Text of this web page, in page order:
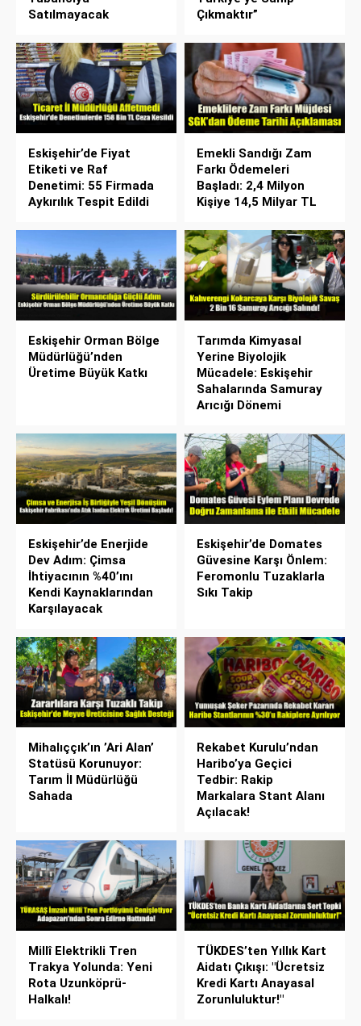
Satılmayacak
Çıkmaktır”
Eskişehir’de Fiyat
Etiketi ve Raf
Denetimi: 55 Firmada
Aykırılık Tespit Edildi
Emekli Sandığı Zam
Farkı Ödemeleri
Başladı: 2,4 Milyon
Kişiye 14,5 Milyar TL
Eskişehir Orman Bölge
Müdürlüğü’nden
Üretime Büyük Katkı
Tarımda Kimyasal
Yerine Biyolojik
Mücadele: Eskişehir
Sahalarında Samuray
Arıcığı Dönemi
Eskişehir’de Enerjide
Dev Adım: Çimsa
İhtiyacının %40’ını
Kendi Kaynaklarından
Karşılayacak
Eskişehir’de Domates
Güvesine Karşı Önlem:
Feromonlu Tuzaklarla
Sıkı Takip
Mihalıççık’ın ’Ari Alan’
Statüsü Korunuyor:
Tarım İl Müdürlüğü
Sahada
Rekabet Kurulu’ndan
Haribo’ya Geçici
Tedbir: Rakip
Markalara Stant Alanı
Açılacak!
Millî Elektrikli Tren
Trakya Yolunda: Yeni
Rota Uzunköprü-
Halkalı!
TÜKDES’ten Yıllık Kart
Aidatı Çıkışı: "Ücretsiz
Kredi Kartı Anayasal
Zorunluluktur!"